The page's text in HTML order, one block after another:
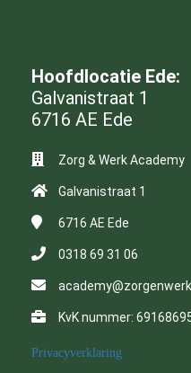
Hoofdlocatie Ede:
Galvanistraat 1
6716 AE Ede
Zorg & Werk Academy
Galvanistraat 1
6716 AE Ede
0318 69 31 06
KvK nummer:
Privacyverklaring